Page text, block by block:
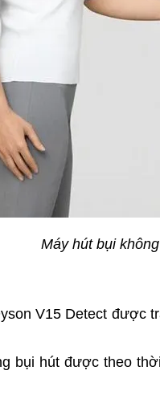
Máy hút bụi
V15 Detect được
bụi hút được theo